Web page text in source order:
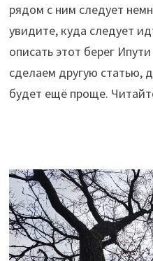
рядом с ним следует
увидите, куда следует
описать этот берег
сделаем другую статью,
будет ещё проще.